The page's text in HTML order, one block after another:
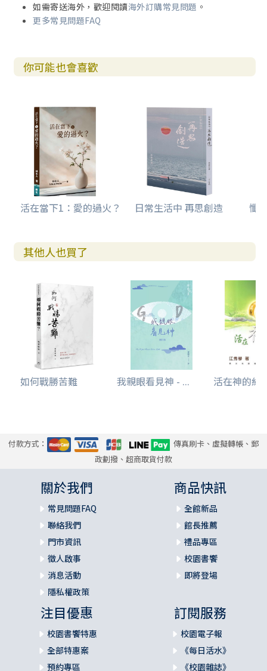
如需寄送海外，歡迎閱讀海外訂購常見問題 。
更多常見問題FAQ
你可能也會喜歡
活在當下1：愛的過火？ 日常生活中 再思創造 懺
其他人也買了
如何戰勝苦難 我親眼看見神 - ... 活在神的約
付款方式：
傳真刷卡、虛擬轉帳、郵
政劃撥、超商取貨付款
關於我們
常見問題FAQ
聯絡我們
門市資訊
徵人啟事
消息活動
隱私權政策
商品快訊
全館新品
館長推薦
禮品專區
校園書饗
即將登場
注目優惠
校園書饗特惠
全部特惠案
預約專區
訂閱服務
校園電子報
《每日活水》
《校園雜誌》